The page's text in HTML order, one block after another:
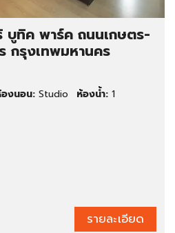
บูทิค พาร์ค ถนนเกษตร-
กรุงเทพมหานคร
งนอน: Studio ห้องน้ำ: 1
รายละเอียด